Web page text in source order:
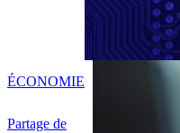
Partage de
ÉCONOMIE